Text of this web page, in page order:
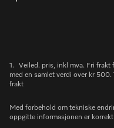
1.
Veiled. pris, inkl mva. Fri
med en samlet verdi over kr
frakt
Med forbehold om tekniske
oppgitte informasjonen er korrekt.